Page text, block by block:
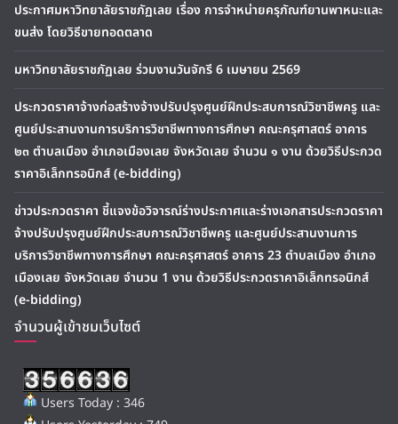
ประกาศมหาวิทยาลัยราชภัฏเลย เรื่อง การจำหน่ายครุภัณฑ์ยานพาหนะและ
ขนส่ง โดยวิธีขายทอดตลาด
มหาวิทยาลัยราชภัฏเลย ร่วมงานวันจักรี 6 เมษายน 2569
ประกวดราคาจ้างก่อสร้างจ้างปรับปรุงศูนย์ฝึกประสบการณ์วิชาชีพครู และ
ศูนย์ประสานงานการบริการวิชาชีพทางการศึกษา คณะครุศาสตร์ อาคาร
๒๓ ตำบลเมือง อำเภอเมืองเลย จังหวัดเลย จำนวน ๑ งาน ด้วยวิธีประกวด
ราคาอิเล็กทรอนิกส์ (e-bidding)
ข่าวประกวดราคา ชี้แจงข้อวิจารณ์ร่างประกาศและร่างเอกสารประกวดราคา
จ้างปรับปรุงศูนย์ฝึกประสบการณ์วิชาชีพครู และศูนย์ประสานงานการ
บริการวิชาชีพทางการศึกษา คณะครุศาสตร์ อาคาร 23 ตำบลเมือง อำเภอ
เมืองเลย จังหวัดเลย จำนวน 1 งาน ด้วยวิธีประกวดราคาอิเล็กทรอนิกส์
(e-bidding)
จำนวนผู้เข้าชมเว็บไซต์
Users Today : 346